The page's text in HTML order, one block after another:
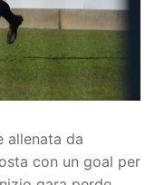
allenata da
con un goal per